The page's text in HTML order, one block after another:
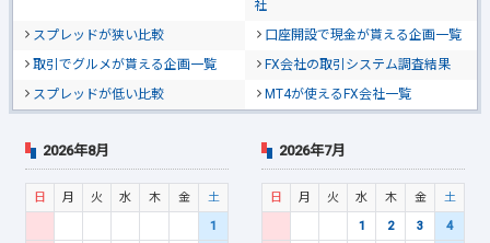
社
スプレッドが狭い比較
口座開設で現金が貰える企画一覧
取引でグルメが貰える企画一覧
FX会社の取引システム調査結果
スプレッドが低い比較
MT4が使えるFX会社一覧
2026年8月
日 月 火 水 木 金
土
1
2026年7月
日 月 火 水 木 金
土
1
2 3
4